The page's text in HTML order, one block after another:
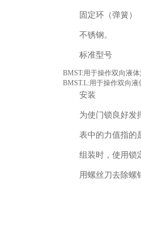
固定环（弹簧）
不锈钢。
标准型号
BMST:用于操作双向液
BMST.L:用于操作双向
安装
为使门锁良好发
表中的力值指的
组装时，使用锁
用螺丝刀去除螺